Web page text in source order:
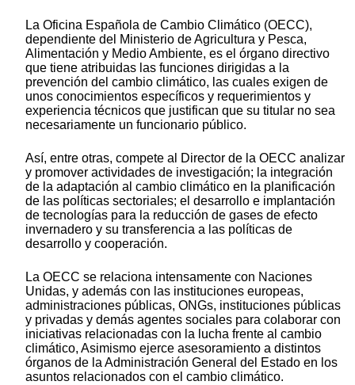
La Oficina Española de Cambio Climático (OECC),
dependiente del Ministerio de Agricultura y Pesca,
Alimentación y Medio Ambiente, es el órgano directivo
que tiene atribuidas las funciones dirigidas a la
prevención del cambio climático, las cuales exigen de
unos conocimientos específicos y requerimientos y
experiencia técnicos que justifican que su titular no sea
necesariamente un funcionario público.
Así, entre otras, compete al Director de la OECC analizar
y promover actividades de investigación; la integración
de la adaptación al cambio climático en la planificación
de las políticas sectoriales; el desarrollo e implantación
de tecnologías para la reducción de gases de efecto
invernadero y su transferencia a las políticas de
desarrollo y cooperación.
La OECC se relaciona intensamente con Naciones
Unidas, y además con las instituciones europeas,
administraciones públicas, ONGs, instituciones públicas
y privadas y demás agentes sociales para colaborar con
iniciativas relacionadas con la lucha frente al cambio
climático, Asimismo ejerce asesoramiento a distintos
órganos de la Administración General del Estado en los
asuntos relacionados con el cambio climático.